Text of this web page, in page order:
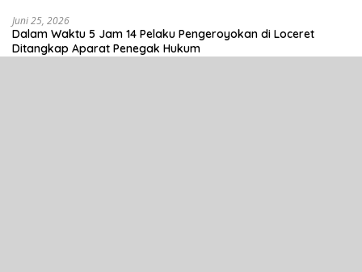
Juni 25, 2026
Dalam Waktu 5 Jam 14 Pelaku Pengeroyokan di Loceret
Ditangkap Aparat Penegak Hukum